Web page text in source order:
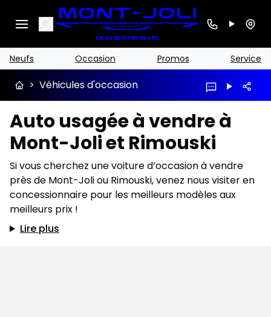
Search
Neufs Occasion Promos Service
> Véhicules d'occasion
Auto usagée à vendre à
Mont-Joli et Rimouski
Si vous cherchez une voiture d’occasion à vendre
près de Mont-Joli ou Rimouski, venez nous visiter en
concessionnaire pour les meilleurs modèles aux
meilleurs prix !
Lire plus